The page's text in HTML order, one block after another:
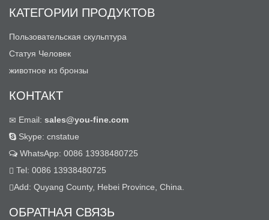
КАТЕГОРИИ ПРОДУКТОВ
Пользовательская скульптура
Статуя Человек
животное из бронзы
КОНТАКТ
Email: sales@you-fine.com
Skype: cnstatue
WhatsApp: 0086 13938480725
Tel: 0086 13938480725
Add: Quyang County, Hebei Province, China.
ОБРАТНАЯ СВЯЗЬ